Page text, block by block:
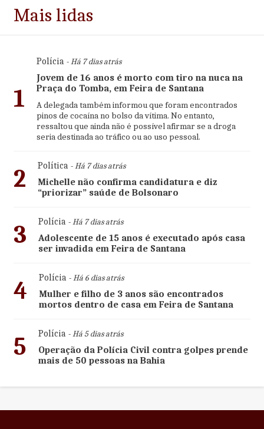
Mais lidas
1
Polícia- Há 7 dias atrás
Jovem de 16 anos é morto com tiro na nuca na
Praça do Tomba, em Feira de Santana
A delegada também informou que foram encontrados
pinos de cocaína no bolso da vítima. No entanto,
ressaltou que ainda não é possível afirmar se a droga
seria destinada ao tráfico ou ao uso pessoal.
2 Política- Há 7 dias atrás
Michelle não confirma candidatura e diz
“priorizar” saúde de Bolsonaro
3 Polícia- Há 7 dias atrás
Adolescente de 15 anos é executado após casa
ser invadida em Feira de Santana
4 Polícia- Há 6 dias atrás
Mulher e filho de 3 anos são encontrados
mortos dentro de casa em Feira de Santana
5 Polícia- Há 5 dias atrás
Operação da Polícia Civil contra golpes prende
mais de 50 pessoas na Bahia